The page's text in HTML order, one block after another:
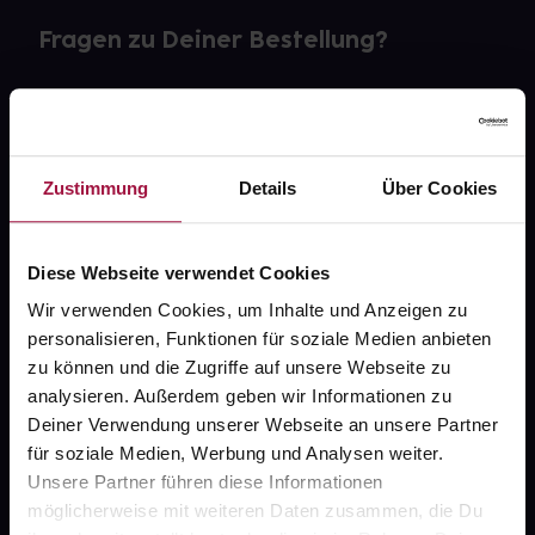
Zustimmung Details Über Cookies
Diese Webseite verwendet Cookies
Wir verwenden Cookies, um Inhalte und Anzeigen zu
personalisieren, Funktionen für soziale Medien anbieten
zu können und die Zugriffe auf unsere Webseite zu
analysieren. Außerdem geben wir Informationen zu
Deiner Verwendung unserer Webseite an unsere Partner
für soziale Medien, Werbung und Analysen weiter.
Unsere Partner führen diese Informationen
möglicherweise mit weiteren Daten zusammen, die Du
Fragen zu Deiner Bestellung?
FAQ
Widerrufsformular
gesund.de
Über uns
Karriere
Newsletter
Barrierefreiheitserklärung